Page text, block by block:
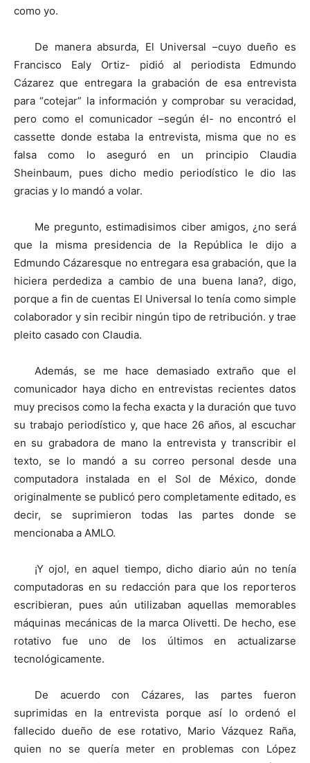
como yo.
De manera absurda, El Universal –cuyo dueño es
Francisco Ealy Ortiz- pidió al periodista Edmundo
Cázarez que entregara la grabación de esa entrevista
para “cotejar” la información y comprobar su veracidad,
pero como el comunicador –según él- no encontró el
cassette donde estaba la entrevista, misma que no es
falsa como lo aseguró en un principio Claudia
Sheinbaum, pues dicho medio periodístico le dio las
gracias y lo mandó a volar.
Me pregunto, estimadisimos ciber amigos, ¿no será
que la misma presidencia de la República le dijo a
Edmundo Cázaresque no entregara esa grabación, que la
hiciera perdediza a cambio de una buena lana?, digo,
porque a fin de cuentas El Universal lo tenía como simple
colaborador y sin recibir ningún tipo de retribución. y trae
pleito casado con Claudia.
Además, se me hace demasiado extraño que el
comunicador haya dicho en entrevistas recientes datos
muy precisos como la fecha exacta y la duración que tuvo
su trabajo periodístico y, que hace 26 años, al escuchar
en su grabadora de mano la entrevista y transcribir el
texto, se lo mandó a su correo personal desde una
computadora instalada en el Sol de México, donde
originalmente se publicó pero completamente editado, es
decir, se suprimieron todas las partes donde se
mencionaba a AMLO.
¡Y ojo!, en aquel tiempo, dicho diario aún no tenía
computadoras en su redacción para que los reporteros
escribieran, pues aún utilizaban aquellas memorables
máquinas mecánicas de la marca Olivetti. De hecho, ese
rotativo fue uno de los últimos en actualizarse
tecnológicamente.
De acuerdo con Cázares, las partes fueron
suprimidas en la entrevista porque así lo ordenó el
fallecido dueño de ese rotativo, Mario Vázquez Raña,
quien no se quería meter en problemas con López